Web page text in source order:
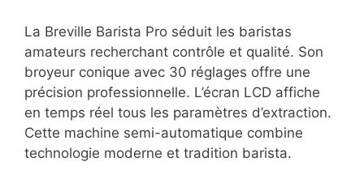
La Breville Barista Pro séduit les baristas
amateurs recherchant contrôle et qualité. Son
broyeur conique avec 30 réglages offre une
précision professionnelle. L’écran LCD affiche
en temps réel tous les paramètres d’extraction.
Cette machine semi-automatique combine
technologie moderne et tradition barista.